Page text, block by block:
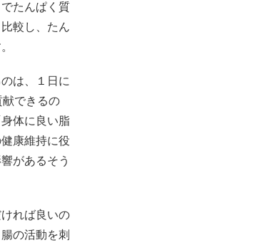
たんぱく質
較し、たん
は、１日に
できるの
体に良い脂
康維持に役
があるそう
れば良いの
の活動を刺